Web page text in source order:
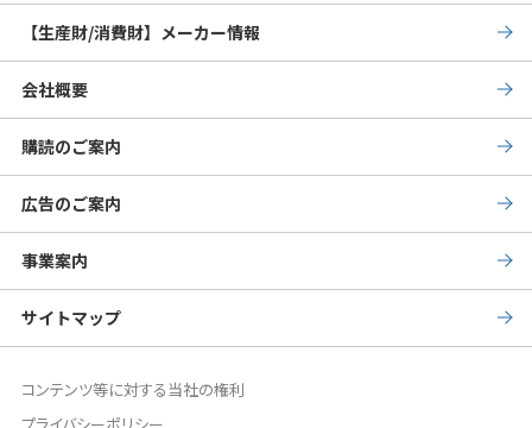
【生産財/消費財】メーカー情報
会社概要
購読のご案内
広告のご案内
事業案内
サイトマップ
コンテンツ等に対する当社の権利